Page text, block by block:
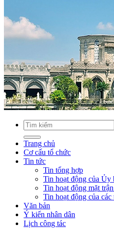
Trang chủ
Cơ cấu tổ chức
Tin tức
Tin tổng hợp
Tin hoạt động của
Tin hoạt động mặt
Tin hoạt động của
Văn bản
Ý kiến nhân dân
Lịch công tác